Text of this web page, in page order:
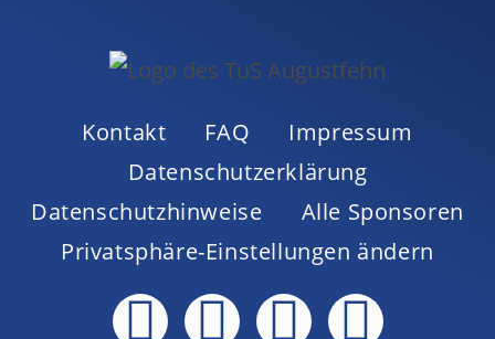
Kontakt FAQ
Impressum
Datenschutzerklärung
Datenschutzhinweise
Alle Sponsoren
Privatsphäre-Einstellungen ändern